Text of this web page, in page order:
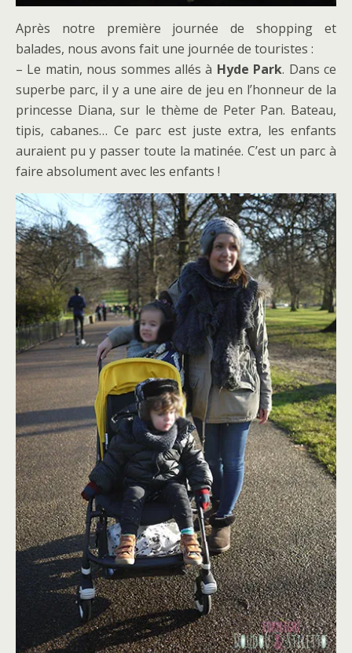
Après notre première journée de shopping et
balades, nous avons fait une journée de touristes :
– Le matin, nous sommes allés à Hyde Park. Dans ce
superbe parc, il y a une aire de jeu en l’honneur de la
princesse Diana, sur le thème de Peter Pan. Bateau,
tipis, cabanes… Ce parc est juste extra, les enfants
auraient pu y passer toute la matinée. C’est un parc à
faire absolument avec les enfants !